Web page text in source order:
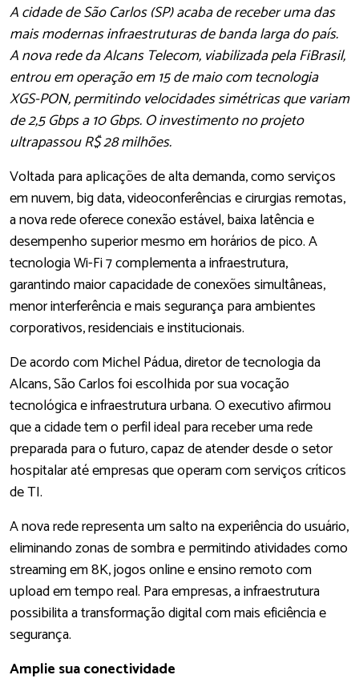
A cidade de São Carlos (SP) acaba de receber uma das
mais modernas infraestruturas de banda larga do país.
A nova rede da Alcans Telecom, viabilizada pela FiBrasil,
entrou em operação em 15 de maio com tecnologia
XGS-PON, permitindo velocidades simétricas que variam
de 2,5 Gbps a 10 Gbps. O investimento no projeto
ultrapassou R$ 28 milhões.
Voltada para aplicações de alta demanda, como serviços
em nuvem, big data, videoconferências e cirurgias remotas,
a nova rede oferece conexão estável, baixa latência e
desempenho superior mesmo em horários de pico. A
tecnologia Wi-Fi 7 complementa a infraestrutura,
garantindo maior capacidade de conexões simultâneas,
menor interferência e mais segurança para ambientes
corporativos, residenciais e institucionais.
De acordo com Michel Pádua, diretor de tecnologia da
Alcans, São Carlos foi escolhida por sua vocação
tecnológica e infraestrutura urbana. O executivo afirmou
que a cidade tem o perfil ideal para receber uma rede
preparada para o futuro, capaz de atender desde o setor
hospitalar até empresas que operam com serviços críticos
de TI.
A nova rede representa um salto na experiência do usuário,
eliminando zonas de sombra e permitindo atividades como
streaming em 8K, jogos online e ensino remoto com
upload em tempo real. Para empresas, a infraestrutura
possibilita a transformação digital com mais eficiência e
segurança.
Amplie sua conectividade